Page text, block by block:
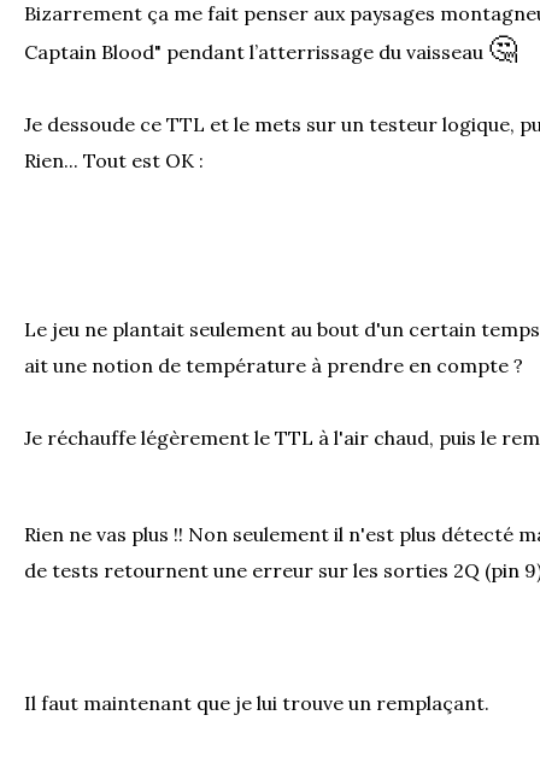
Bizarrement ça me fait penser aux paysages
Captain Blood" pendant l’atterrissage du vaisseau 🤔
Je dessoude ce TTL et le mets sur un testeur logique,
Rien... Tout est OK :
Le jeu ne plantait seulement au bout d'un certain
ait une notion de température à prendre en compte ?
Je réchauffe légèrement le TTL à l'air chaud, puis le
Rien ne vas plus !! Non seulement il n'est plus détecté
de tests retournent une erreur sur les sorties 2Q (pin
Il faut maintenant que je lui trouve un remplaçant.